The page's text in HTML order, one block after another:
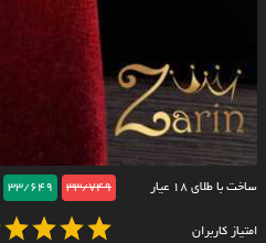
ساخت با طلای ۱۸ عیار 33/749
33/649
امتیاز کاربران